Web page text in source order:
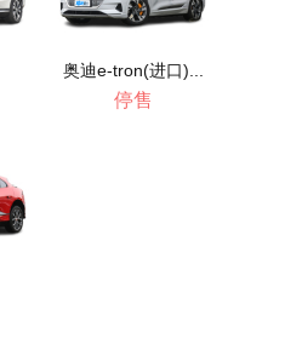
奥迪e-tron(进口)...
停售